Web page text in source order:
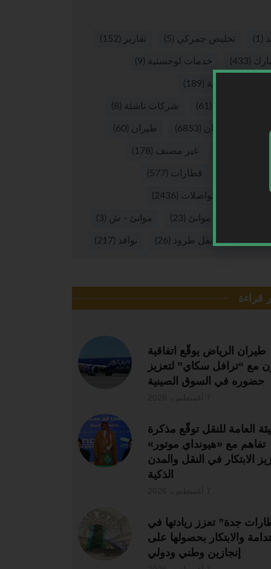
(1) تخليص جمركي (5) تقارير (152)
(433) خدمات لوجستية (9)
لوجستية (189)
(61) شركات ناشئة (8)
طيران (6853) طيران (60)
غير مصنف (178)
قطارات (577)
مواصلات (2436)
موانئ (23) موانئ - ش (3)
بري(57) نقل طرود (26) نوافذ (217)
قراءة
طيران الرياض يوقّع اتفاقية
مع “ترافل سكاي” لتعزيز
حضوره في السوق الصينية
العامة للنقل توقّع مذكرة
تفاهم مع «هيونداي موتور»
الابتكار في النقل والمدن
الذكية
جدة” تعزز ريادتها في
والابتكار بحصولها على
إنجازين وطني ودولي